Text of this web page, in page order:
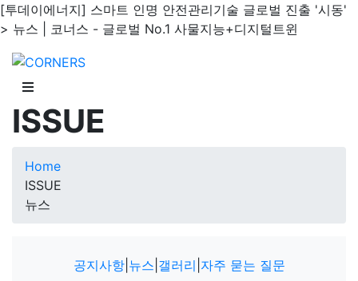
[투데이에너지] 스마트 인명 안전관리기술 글로벌 진출 '시동'
> 뉴스 | 코너스 - 글로벌 No.1 사물지능+디지털트윈
Home
ISSUE
뉴스
ISSUE
공지사항| 뉴스 갤러리 자주 묻는 질문